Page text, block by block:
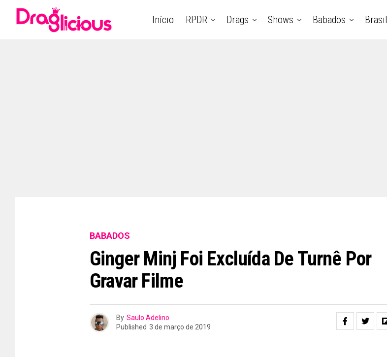
Início RPDR Drags Shows Babados Brasil
BABADOS
Ginger Minj Foi Excluída De Turnê Por
Gravar Filme
By Saulo Adelino
Published 3 de março de 2019